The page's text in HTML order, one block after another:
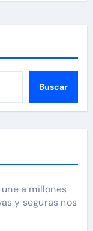
Buscar
une a millones
y seguras nos